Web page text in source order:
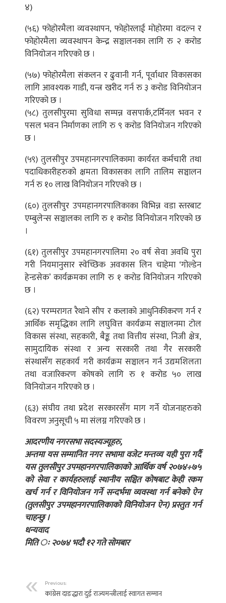
४)
(५६) फोहोरमैला व्यवस्थापन, फोहोरलाई मोहोरमा वदल्न र
फोहोरमैला व्यवस्थापन केन्द्र सञ्चालनका लागि रु २ करोड
विनियोजन गरिएको छ ।
(५७) फोहोरमैला संकलन र ढुवानी गर्न, पूर्वाधार विकासका
लागि आवश्यक गाडी, यन्त्र खरीद गर्न रु ३ करोड विनियोजन
गरिएको छ ।
(५८) तुलसीपुरमा सुविधा सम्पन्न वसपार्क,टर्मिनल भवन र
पसल भवन निर्माणका लागि रु ९ करोड विनियोजन गरिएको
छ ।
(५९) तुलसीपुर उपमहानगरपालिकामा कार्यरत कर्मचारी तथा
पदाधिकारीहरुको क्षमता विकासका लागि तालिम सञ्चालन
गर्न रु १० लाख विनियोजन गरिएको छ ।
(६०) तुलसीपुर उपमहानगरपालिकाका विभिन्न वडा स्तरबाट
एम्बुलेन्स सञ्चालका लागि रु १ करोड विनियोजन गरिएको छ
।
(६१) तुलसीपुर उपमहानगरपालिमा २० वर्ष सेवा अवधि पुरा
गरी नियमानुसार स्वेच्छिक अवकास लिन चाहेमा ‘गोल्डेन
हेन्डसेक’ कार्यक्रमका लागि रु १ करोड विनियोजन गरिएको
छ ।
(६२) परम्परागत रैथाने सीप र कलाको आधुनिकीकरण गर्न र
आर्थिक समृद्धिका लागि लघुवित्त कार्यक्रम सञ्चालनमा टोल
विकास संस्था, सहकारी, बैङ्क तथा वित्तीय संस्था, निजी क्षेत्र,
सामुदायिक संस्था र अन्य सरकारी तथा गैर सरकारी
संस्थासँग सहकार्य गरी कार्यक्रम सञ्चालन गर्न उद्यमशिलता
तथा वजारिकरण कोषको लागि रु १ करोड ५० लाख
विनियोजन गरिएको छ ।
(६३) संघीय तथा प्रदेश सरकारसँग माग गर्ने योजनाहरुको
विवरण अनुसूची ५ मा संलग्न गरिएको छ ।
आदरणीय नगरसभा सदस्यज्यूहरु,
अन्तमा यस सम्मानित नगर सभामा वजेट मन्तव्य यही पुरा गर्दै
यस तुलसीपुर उपमहानगरपालिकाको आर्थिक वर्ष २०७४÷७५
को सेवा र कार्यहरुलाई स्थानीय सञ्चित कोषबाट केही रकम
खर्च गर्न र विनियोजन गर्ने सन्दर्भमा व्यवस्था गर्न बनेको ऐन
(तुलसीपुर उपमहानगरपालिकाको विनियोजन ऐन) प्रस्तुत गर्न
चाहन्छु ।
धन्यवाद
मिति ः २०७४ भदौ १२ गते सोमबार
Previous:
कांग्रेस दाङद्धारा दुई राज्यमन्त्रीलाई स्वागत सम्मान